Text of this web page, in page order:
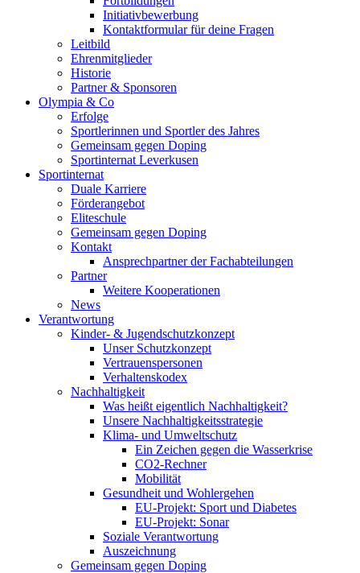
Initiativbewerbung
Kontaktformular für deine Fragen
Leitbild
Ehrenmitglieder
Historie
Partner & Sponsoren
Olympia & Co
Erfolge
Sportlerinnen und Sportler des Jahres
Gemeinsam gegen Doping
Sportinternat Leverkusen
Sportinternat
Duale Karriere
Förderangebot
Eliteschule
Gemeinsam gegen Doping
Kontakt
Ansprechpartner der Fachabteilungen
Partner
Weitere Kooperationen
News
Verantwortung
Kinder- & Jugendschutzkonzept
Unser Schutzkonzept
Vertrauenspersonen
Verhaltenskodex
Nachhaltigkeit
Was heißt eigentlich Nachhaltigkeit?
Unsere Nachhaltigkeitsstrategie
Klima- und Umweltschutz
Ein Zeichen gegen die Wasserkrise
CO2-Rechner
Mobilität
Gesundheit und Wohlergehen
EU-Projekt: Sport und Diabetes
EU-Projekt: Sonar
Soziale Verantwortung
Auszeichnung
Gemeinsam gegen Doping